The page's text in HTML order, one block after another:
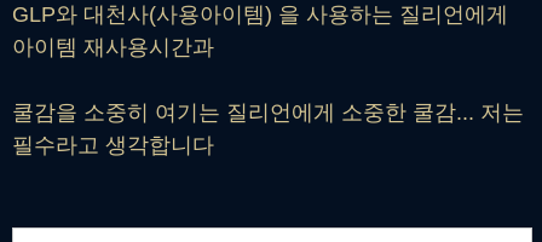
GLP와 대천사(사용아이템) 을 사용하는 질리언에게
아이템 재사용시간과
쿨감을 소중히 여기는 질리언에게 소중한 쿨감... 저는
필수라고 생각합니다